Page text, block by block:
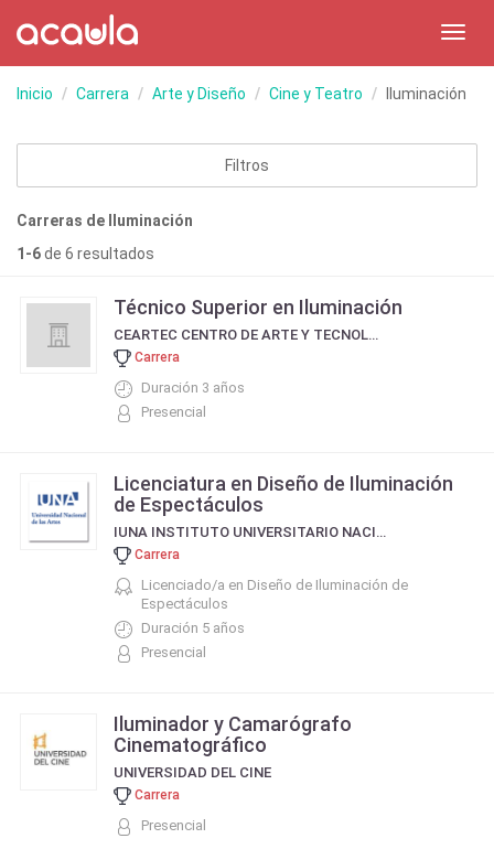
Inicio Carrera Arte y Diseño Cine y Teatro Iluminación
Filtros
Carreras de Iluminación
1-6de 6 resultados
Técnico Superior en Iluminación
CEARTEC CENTRO DE ARTE Y TECNOLOGÍA
Carrera
Duración 3 años
Presencial
Licenciatura en Diseño de Iluminación
de Espectáculos
IUNA INSTITUTO UNIVERSITARIO NACIONAL DEL ARTE
Carrera
Licenciado/a en Diseño de Iluminación de
Espectáculos
Duración 5 años
Presencial
Iluminador y Camarógrafo
Cinematográfico
UNIVERSIDAD DEL CINE
Carrera
Presencial